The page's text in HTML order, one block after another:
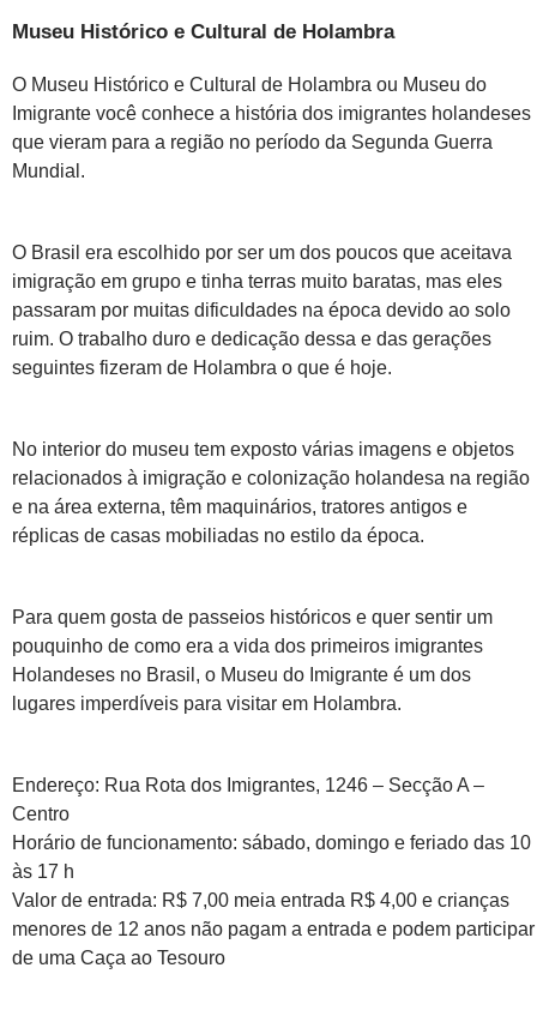
Museu Histórico e Cultural de Holambra
O Museu Histórico e Cultural de Holambra ou Museu do
Imigrante você conhece a história dos imigrantes holandeses
que vieram para a região no período da Segunda Guerra
Mundial.
O Brasil era escolhido por ser um dos poucos que aceitava
imigração em grupo e tinha terras muito baratas, mas eles
passaram por muitas dificuldades na época devido ao solo
ruim. O trabalho duro e dedicação dessa e das gerações
seguintes fizeram de Holambra o que é hoje.
No interior do museu tem exposto várias imagens e objetos
relacionados à imigração e colonização holandesa na região
e na área externa, têm maquinários, tratores antigos e
réplicas de casas mobiliadas no estilo da época.
Para quem gosta de passeios históricos e quer sentir um
pouquinho de como era a vida dos primeiros imigrantes
Holandeses no Brasil, o Museu do Imigrante é um dos
lugares imperdíveis para visitar em Holambra.
Endereço: Rua Rota dos Imigrantes, 1246 – Secção A –
Centro
Horário de funcionamento: sábado, domingo e feriado das 10
às 17 h
Valor de entrada: R$ 7,00 meia entrada R$ 4,00 e crianças
menores de 12 anos não pagam a entrada e podem participar
de uma Caça ao Tesouro